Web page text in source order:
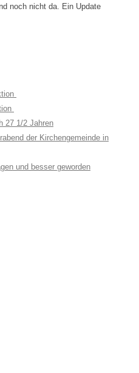
noch nicht da. Ein Update
27 1/2 Jahren
der Kirchengemeinde in
und besser geworden